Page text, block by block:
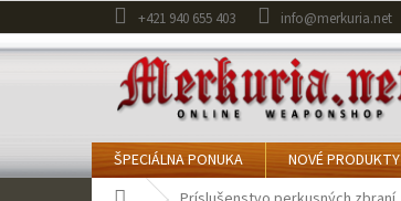
na
obsah
+421 940 655 403 info@merkuria.net
ŠPECIÁLNA PONUKA NOVÉ PRODUKTY